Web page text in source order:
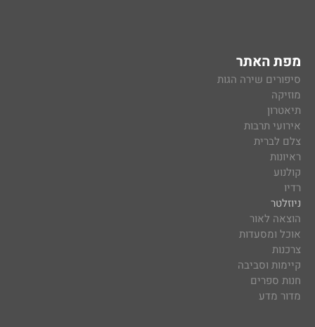
מפת האתר
סיפורים שירה הגות
מוזיקה
תיאטרון
אירועי תרבות
צלם לברית
ראיונות
קולנוע
רדיו
ניוזלטר
הוצאה לאור
אוכל ומסעדות
צרכנות
קיימות וסביבה
חנות ספרים
מדור מדע